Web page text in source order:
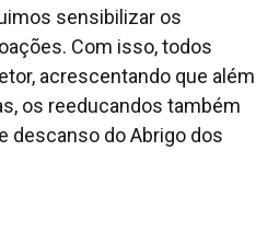
sensibilizar os
Com isso, todos
acrescentando que além
os reeducandos também
descanso do Abrigo dos